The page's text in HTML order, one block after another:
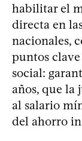
habilitar el
directa en
nacionales,
puntos
social:
años, que
al salario
del ahorro